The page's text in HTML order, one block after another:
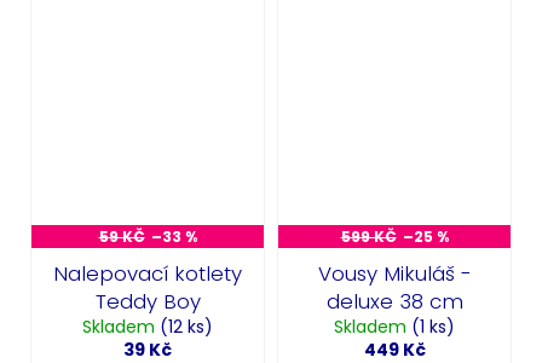
59 KČ –33 %
Nalepovací kotlety
Teddy Boy
Skladem (12 ks)
39 Kč
599 KČ –25 %
Vousy Mikuláš -
deluxe 38 cm
Skladem (1 ks)
449 Kč